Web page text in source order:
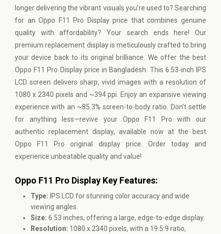
longer delivering the vibrant visuals you’re used to? Searching
for an Oppo F11 Pro Display price that combines genuine
quality with affordability? Your search ends here! Our
premium replacement display is meticulously crafted to bring
your device back to its original brilliance. We offer the best
Oppo F11 Pro Display price in Bangladesh. This 6.53-inch IPS
LCD screen delivers sharp, vivid images with a resolution of
1080 x 2340 pixels and ~394 ppi. Enjoy an expansive viewing
experience with an ~85.3% screen-to-body ratio. Don’t settle
for anything less—revive your Oppo F11 Pro with our
authentic replacement display, available now at the best
Oppo F11 Pro original display price. Order today and
experience unbeatable quality and value!
Oppo F11 Pro Display Key Features:
Type: IPS LCD for stunning color accuracy and wide
viewing angles.
Size: 6.53 inches, offering a large, edge-to-edge display.
Resolution: 1080 x 2340 pixels, with a 19.5:9 ratio,